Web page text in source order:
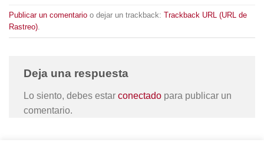
Publicar un comentario o dejar un trackback: Trackback URL (URL de
Rastreo)
Deja una respuesta
Lo siento, debes estar conectado para publicar un
comentario.